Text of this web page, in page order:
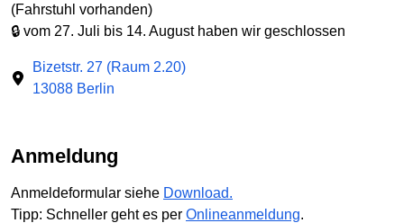
(Fahrstuhl vorhanden)
🔒 vom 27. Juli bis 14. August haben wir geschlossen
Bizetstr. 27 (Raum 2.20)
13088 Berlin
Anmeldung
Anmeldeformular siehe Download.
Tipp: Schneller geht es per Onlineanmeldung.